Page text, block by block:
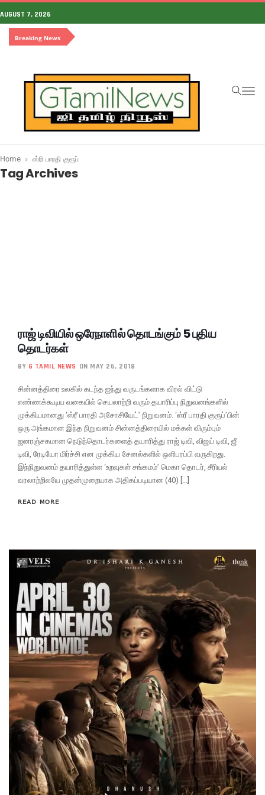
AUGUST 7, 2026
Breaking News
Home ஸ்ரி பாரதி குரூப்
Tag Archives
ராஜ் டிவியில் ஒரேநாளில் தொடங்கும் 5 புதிய
தொடர்கள்
BY G TAMIL NEWS ON MAY 26, 2018
சின்னத்திரை உலகில் கடந்த ஐந்து வருடங்களாக விரல் விட்டு
எண்ணக்கூடிய வகையில் செயலாற்றி வரும் தயாரிப்பு நிறுவனங்களில்
முக்கியமானது ‘ஸ்ரீ பாரதி அசோசியேட்’ நிறுவனம். ‘ஸ்ரீ பாரதி குரூப்’பின்
ஒரு அங்கமான இந்த நிறுவனம் சின்னத்திரையில் மக்கள் விரும்பும்
ஜனரஞ்சகமான நெடுந்தொடர்களைத் தயாரித்து ராஜ் டிவி, விஜய் டிவி, ஜீ
டிவி, ரேடியோ மிர்ச்சி என முக்கிய சேனல்களில் ஒளிபரப்பி வருகிறது.
இந்நிறுவனம் தயாரித்துள்ள ‘உறவுகள் சங்கமம்’ மெகா தொடர், சீரியல்
வரலாற்றிலயே முதன்முறையாக அதிகப்படியான (40) […]
READ MORE